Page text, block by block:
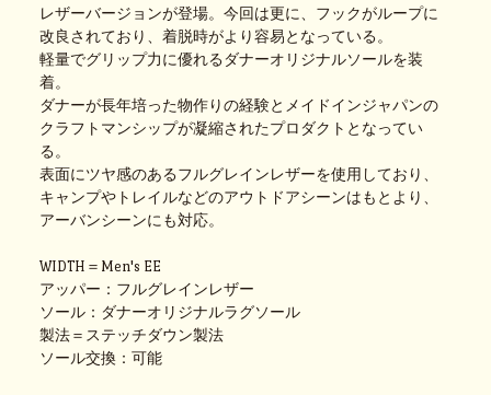
レザーバージョンが登場。今回は更に、フックがループに
改良されており、着脱時がより容易となっている。
軽量でグリップ力に優れるダナーオリジナルソールを装
着。
ダナーが長年培った物作りの経験とメイドインジャパンの
クラフトマンシップが凝縮されたプロダクトとなってい
る。
表面にツヤ感のあるフルグレインレザーを使用しており、
キャンプやトレイルなどのアウトドアシーンはもとより、
アーバンシーンにも対応。
WIDTH＝Men's EE
アッパー：フルグレインレザー
ソール：ダナーオリジナルラグソール
製法＝ステッチダウン製法
ソール交換：可能